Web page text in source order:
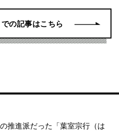
での記事はこちら
推進派だった「葉室宗行（は